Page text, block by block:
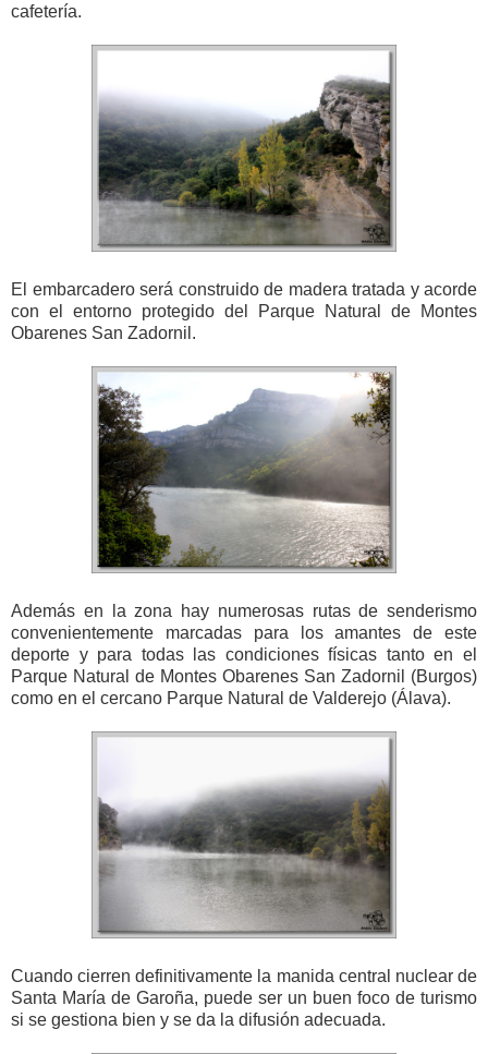
cafetería.
El embarcadero será construido de madera tratada y acorde
con el entorno protegido del Parque Natural de Montes
Obarenes San Zadornil.
Además en la zona hay numerosas rutas de senderismo
convenientemente marcadas para los amantes de este
deporte y para todas las condiciones físicas tanto en el
Parque Natural de Montes Obarenes San Zadornil (Burgos)
como en el cercano Parque Natural de Valderejo (Álava).
Cuando cierren definitivamente la manida central nuclear de
Santa María de Garoña, puede ser un buen foco de turismo
si se gestiona bien y se da la difusión adecuada.